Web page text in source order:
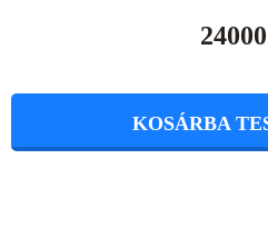
24000
KOSÁRBA